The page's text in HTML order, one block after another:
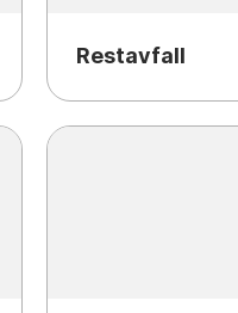
Restavfall